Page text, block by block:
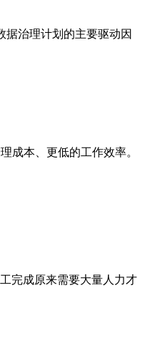
据治理计划的主要驱动因
成本、更低的工作效率。
完成原来需要大量人力才